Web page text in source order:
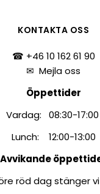
KONTAKTA OSS
☎ +46 10 162 61 90
✉Mejla oss
Öppettider
Vardag: 08:30-17:00
Lunch: 12:00-13:00
Avvikande
röd dag stänger vi